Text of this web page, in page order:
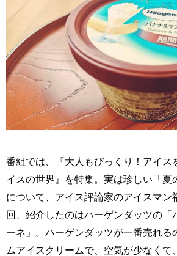
番組では、『大人もびっくり！アイス
イスの世界』を特集。実は珍しい「夏
について、アイス評論家のアイスマン
回、紹介したのはハーゲンダッツの「
ーネ」。ハーゲンダッツが一番売れる
ムアイスクリームで、空気が少なくて